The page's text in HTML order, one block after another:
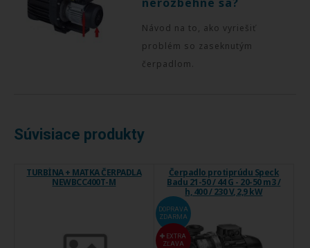
Návod na to, ako vyriešiť
problém so zaseknutým
čerpadlom.
Súvisiace produkty
TURBÍNA + MATKA ČERPADLA
NEWBCC400T-M
Čerpadlo protiprúdu Speck
Badu 21-50 / 44 G - 20-50 m3 /
h, 400 / 230 V, 2,9 kW
DOPRAVA
ZDARMA
EXTRA
ZĽAVA